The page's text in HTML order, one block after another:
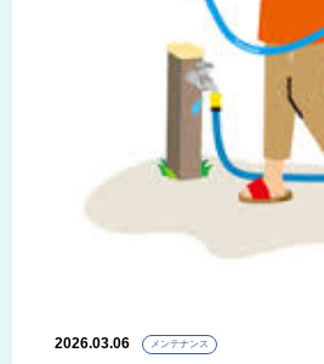
2026.03.06 メンテナンス